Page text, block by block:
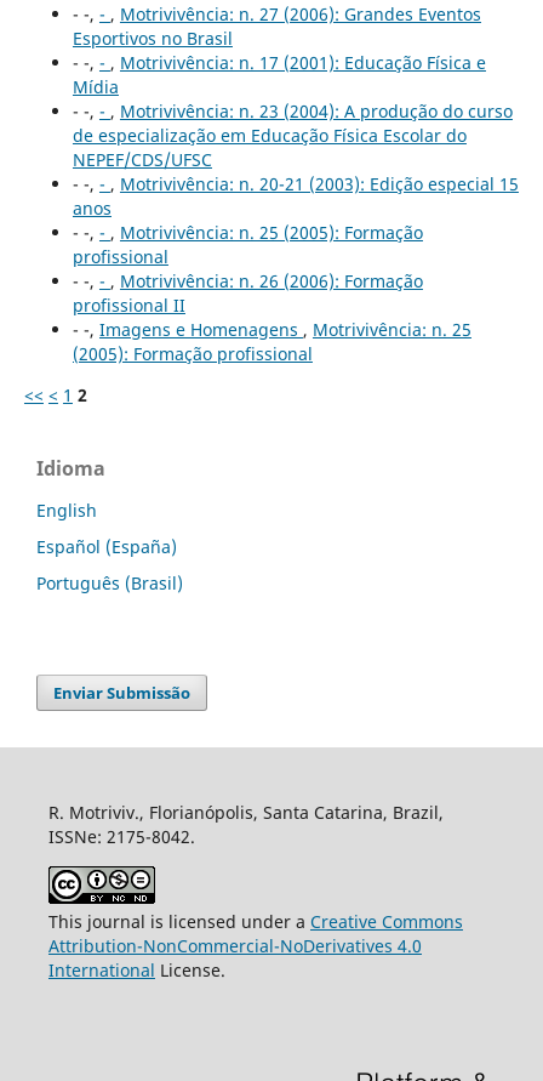
- -, - , Motrivivência: n. 27 (2006): Grandes Eventos
Esportivos no Brasil
- -, - , Motrivivência: n. 17 (2001): Educação Física e
Mídia
- -, - , Motrivivência: n. 23 (2004): A produção do curso
de especialização em Educação Física Escolar do
NEPEF/CDS/UFSC
- -, - , Motrivivência: n. 20-21 (2003): Edição especial 15
anos
- -, - , Motrivivência: n. 25 (2005): Formação
profissional
- -, - , Motrivivência: n. 26 (2006): Formação
profissional II
- -, Imagens e Homenagens , Motrivivência: n. 25
(2005): Formação profissional
<< < 1 2
Idioma
English
Español (España)
Português (Brasil)
Enviar Submissão
R. Motriviv., Florianópolis, Santa Catarina, Brazil,
ISSNe: 2175-8042.
This journal is licensed under a Creative Commons
Attribution-NonCommercial-NoDerivatives 4.0
International License.